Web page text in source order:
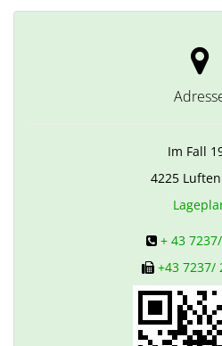
Im Fall
4225
+ 43
+43 7237/